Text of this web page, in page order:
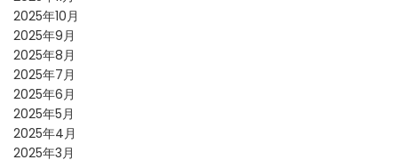
2025年10月
2025年9月
2025年8月
2025年7月
2025年6月
2025年5月
2025年4月
2025年3月